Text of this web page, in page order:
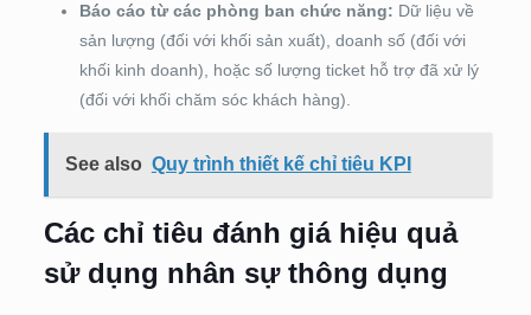
Báo cáo từ các phòng ban chức năng: Dữ liệu về
sản lượng (đối với khối sản xuất), doanh số (đối với
khối kinh doanh), hoặc số lượng ticket hỗ trợ đã xử lý
(đối với khối chăm sóc khách hàng).
See also Quy trình thiết kế chỉ tiêu KPI
Các chỉ tiêu đánh giá hiệu quả
sử dụng nhân sự thông dụng